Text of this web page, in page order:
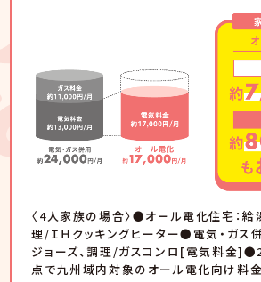
〈4⼈家族の場合〉●オール電化住宅：給
理/ＩＨクッキングヒーター●電気・ガス
ジョーズ、調理/ガスコンロ[電気料⾦
点で九州域内対象のオール電化向け料